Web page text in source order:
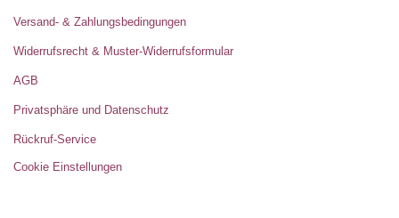
Versand- & Zahlungsbedingungen
Widerrufsrecht & Muster-Widerrufsformular
AGB
Privatsphäre und Datenschutz
Rückruf-Service
Cookie Einstellungen